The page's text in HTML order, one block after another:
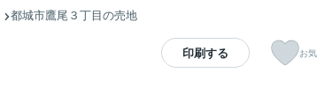
都城市鷹尾３丁目の売地
印刷する お